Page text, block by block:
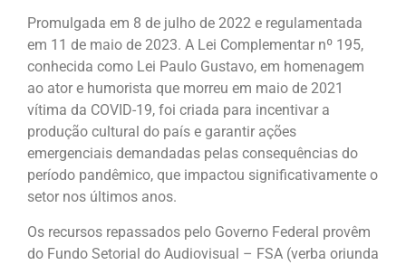
Promulgada em 8 de julho de 2022 e regulamentada
em 11 de maio de 2023. A Lei Complementar nº 195,
conhecida como Lei Paulo Gustavo, em homenagem
ao ator e humorista que morreu em maio de 2021
vítima da COVID-19, foi criada para incentivar a
produção cultural do país e garantir ações
emergenciais demandadas pelas consequências do
período pandêmico, que impactou significativamente o
setor nos últimos anos.
Os recursos repassados pelo Governo Federal provêm
do Fundo Setorial do Audiovisual – FSA (verba oriunda